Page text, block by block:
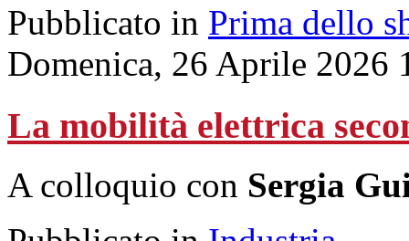
Pubblicato in Prima dello
Domenica, 26 Aprile 2026
La mobilità elettrica
A colloquio con Sergia